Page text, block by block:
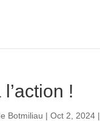
!
Botmiliau | Oct 2, 2024|